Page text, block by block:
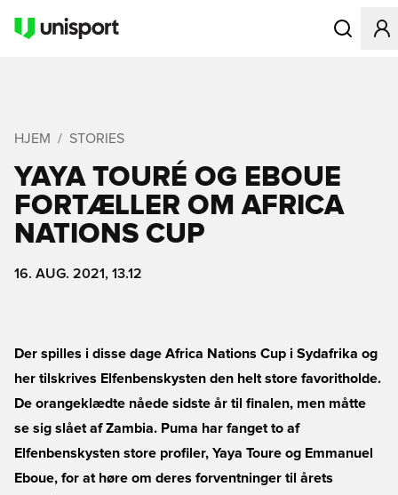
Åbner en
HJEM STORIES
YAYA TOURÉ OG EBOUE
FORTÆLLER OM AFRICA
NATIONS CUP
16. AUG. 2021, 13.12
Der spilles i disse dage Africa Nations Cup i Sydafrika og
her tilskrives Elfenbenskysten den helt store favoritholde.
De orangeklædte nåede sidste år til finalen, men måtte
se sig slået af Zambia. Puma har fanget to af
Elfenbenskysten store profiler, Yaya Toure og Emmanuel
Eboue, for at høre om deres forventninger til årets